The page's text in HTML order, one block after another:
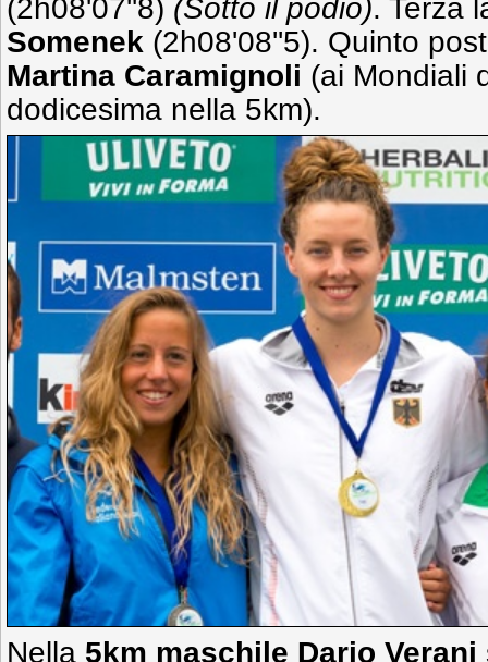
(2h08'07''8) (Sotto il podio). Terza
Somenek (2h08'08''5). Quinto
Martina Caramignoli (ai Mondiali
dodicesima nella 5km).
Nella 5km maschile Dario Verani